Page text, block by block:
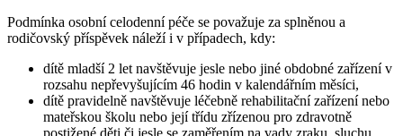
Podmínka osobní celodenní péče se považuje za splněnou a
rodičovský příspěvek náleží i v případech, kdy:
dítě mladší 2 let navštěvuje jesle nebo jiné obdobné zařízení v
rozsahu nepřevyšujícím 46 hodin v kalendářním měsíci,
dítě pravidelně navštěvuje léčebně rehabilitační zařízení nebo
mateřskou školu nebo její třídu zřízenou pro zdravotně
postižené děti či jesle se zaměřením na vady zraku, sluchu,